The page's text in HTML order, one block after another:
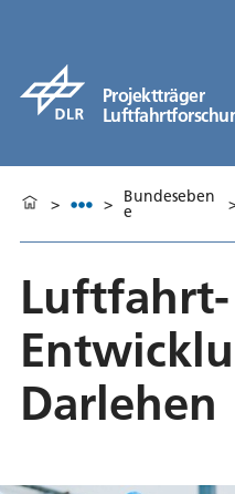
Projektträger
> > Bundeseben
e
Luftfahrt-
Darlehen